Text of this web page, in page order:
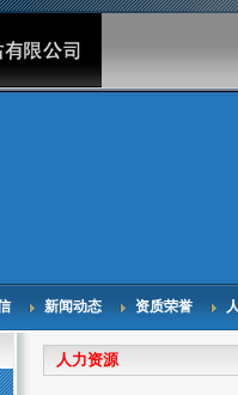
新闻动态 资质荣誉
人力资源